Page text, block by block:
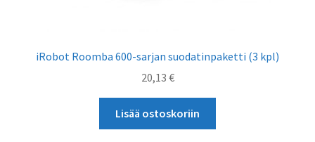
iRobot Roomba 600-sarjan suodatinpaketti (3 kpl)
20,13 €
Lisää ostoskoriin